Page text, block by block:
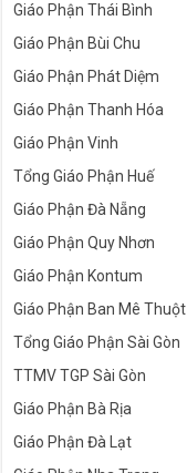
Giáo Phận Thái Bình
Giáo Phận Bùi Chu
Giáo Phận Phát Diệm
Giáo Phận Thanh Hóa
Giáo Phận Vinh
Tổng Giáo Phận Huế
Giáo Phận Đà Nẵng
Giáo Phận Quy Nhơn
Giáo Phận Kontum
Giáo Phận Ban Mê Thuột
Tổng Giáo Phận Sài Gòn
TTMV TGP Sài Gòn
Giáo Phận Bà Rịa
Giáo Phận Đà Lạt